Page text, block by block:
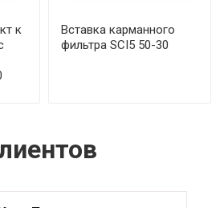
к
Вставка карманного
фильтра SCI5 50-30